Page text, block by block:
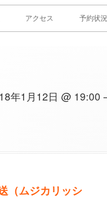
アクセス 予約状況
年1月12日 @ 19:00
（ムジカリッシ